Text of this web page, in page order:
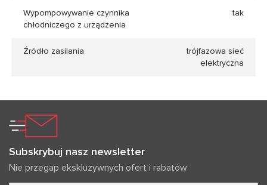
Wypompowywanie czynnika
chłodniczego z urządzenia
tak
Źródło zasilania
trójfazowa sieć
elektryczna
Subskrybuj nasz newsletter
Nie przegap ekskluzywnych ofert i rabatów